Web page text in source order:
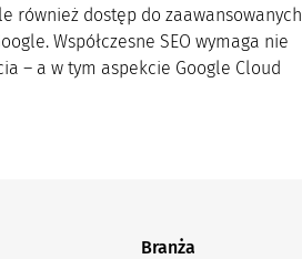
również dostęp do zaawansowanych
Współczesne SEO wymaga nie
– a w tym aspekcie Google Cloud
Branża